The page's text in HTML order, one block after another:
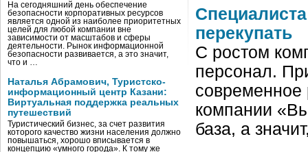
На сегодняшний день обеспечение
безопасности корпоративных ресурсов
является одной из наиболее приоритетных
целей для любой компании вне
зависимости от масштабов и сферы
деятельности. Рынок информационной
безопасности развивается, а это значит,
что и …
Наталья Абрамович, Туристско-
информационный центр Казани:
Виртуальная поддержка реальных
путешествий
Туристический бизнес, за счет развития
которого качество жизни населения должно
повышаться, хорошо вписывается в
концепцию «умного города». К тому же
перекупать
С ростом
персонал.
современное
компании
база, а